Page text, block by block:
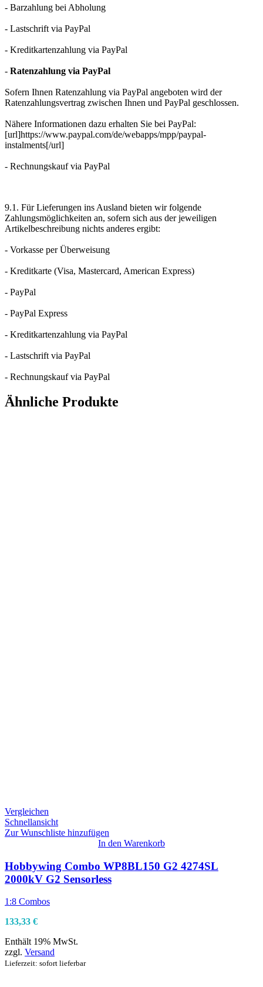
- Barzahlung bei Abholung
- Lastschrift via PayPal
- Kreditkartenzahlung via PayPal
- Ratenzahlung via PayPal
Sofern Ihnen Ratenzahlung via PayPal angeboten wird der
Ratenzahlungsvertrag zwischen Ihnen und PayPal geschlossen.
Nähere Informationen dazu erhalten Sie bei PayPal:
[url]https://www.paypal.com/de/webapps/mpp/paypal-
instalments[/url]
- Rechnungskauf via PayPal
9.1. Für Lieferungen ins Ausland bieten wir folgende
Zahlungsmöglichkeiten an, sofern sich aus der jeweiligen
Artikelbeschreibung nichts anderes ergibt:
- Vorkasse per Überweisung
- Kreditkarte (Visa, Mastercard, American Express)
- PayPal
- PayPal Express
- Kreditkartenzahlung via PayPal
- Lastschrift via PayPal
- Rechnungskauf via PayPal
Ähnliche Produkte
Vergleichen
Schnellansicht
Zur Wunschliste hinzufügen
In den Warenkorb
Hobbywing Combo WP8BL150 G2 4274SL
2000kV G2 Sensorless
1:8 Combos
133,33 €
Enthält 19% MwSt.
zzgl. Versand
Lieferzeit: sofort lieferbar